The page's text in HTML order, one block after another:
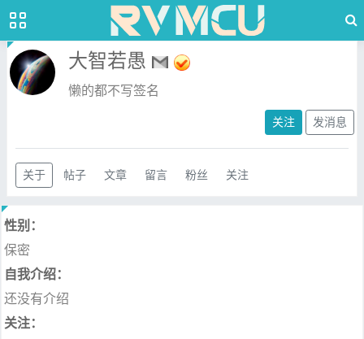
大智若愚
懒的都不写签名
关注 发消息
关于 帖子 文章 留言 粉丝 关注
性别：
保密
自我介绍：
还没有介绍
关注：